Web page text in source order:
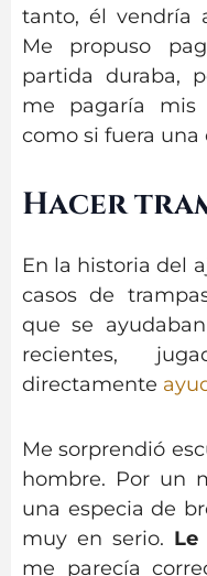
tanto, él vendría
Me propuso
partida duraba,
me pagaría mis
como si fuera una
Hacer
En la historia del
casos de
que se
recientes,
directamente
Me sorprendió
hombre. Por un
una especia de
muy en serio. Le
me parecía